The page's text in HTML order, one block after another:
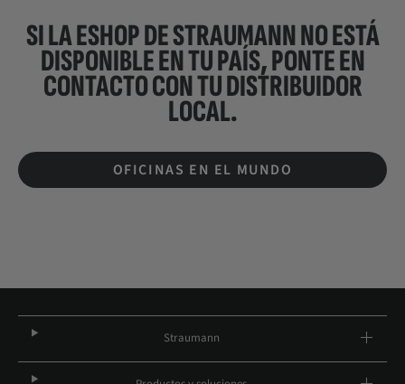
SI LA ESHOP DE STRAUMANN NO ESTÁ
DISPONIBLE EN TU PAÍS, PONTE EN
CONTACTO CON TUDISTRIBUIDOR
LOCAL.
OFICINAS EN EL MUNDO
Straumann